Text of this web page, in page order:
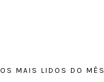
OS MAIS LIDOS DO MÊS